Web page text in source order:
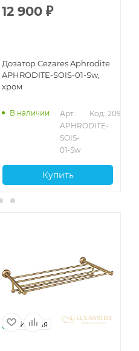
12 900 ₽
Дозатор Cezares Aphrodite
APHRODITE-SOIS-01-Sw,
хром
В наличии
Арт.:
APHRODITE-
SOIS-
01-Sw
Код: 20966
Купить
Италия